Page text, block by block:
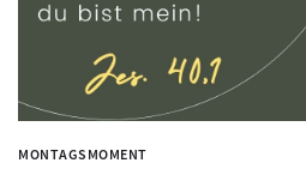
MONTAGSMOMENT